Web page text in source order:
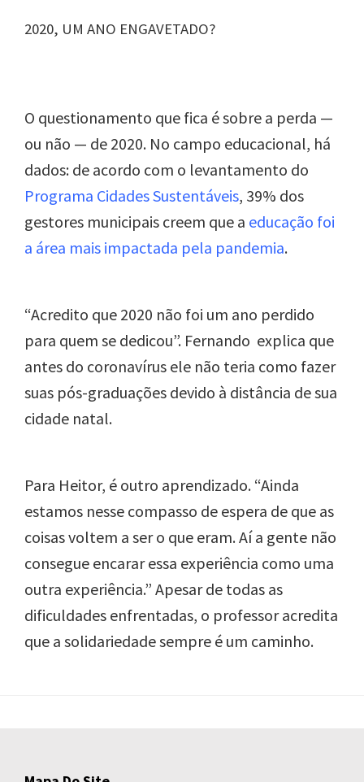
2020, UM ANO ENGAVETADO?
O questionamento que fica é sobre a perda —
ou não — de 2020. No campo educacional, há
dados: de acordo com o levantamento do
Programa Cidades Sustentáveis, 39% dos
gestores municipais creem que a educação foi
a área mais impactada pela pandemia.
“Acredito que 2020 não foi um ano perdido
para quem se dedicou”. Fernando explica que
antes do coronavírus ele não teria como fazer
suas pós-graduações devido à distância de sua
cidade natal.
Para Heitor, é outro aprendizado. “Ainda
estamos nesse compasso de espera de que as
coisas voltem a ser o que eram. Aí a gente não
consegue encarar essa experiência como uma
outra experiência.” Apesar de todas as
dificuldades enfrentadas, o professor acredita
que a solidariedade sempre é um caminho.